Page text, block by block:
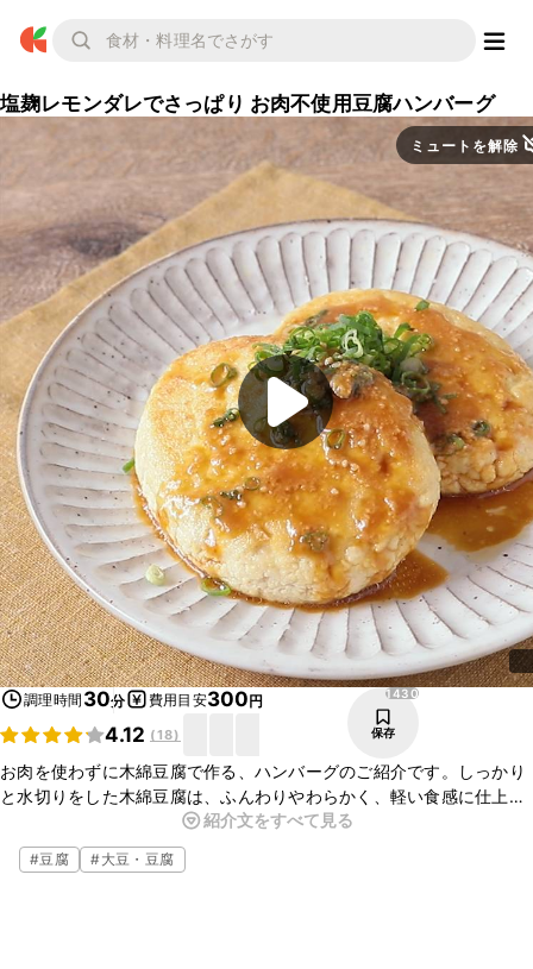
塩麹レモンダレでさっぱり お肉不使用豆腐ハンバーグ
ミュートを解除
調理時間 30分 費用目安300円
4.12 (18)
1430
保存
お肉を使わずに木綿豆腐で作る、ハンバーグのご紹介です。しっかり
と水切りをした木綿豆腐は、ふんわりやわらかく、軽い食感に仕上が
ります。少ない材料で手軽にお作りいただける豆腐ハンバーグは、味
付けを変えることで様々なアレンジが効きますよ。レモンの酸味がさ
わやかな塩麹ダレをかけて、さっぱりとお召し上がりくださいね。
紹介文をすべて見る
#豆腐 #大豆・豆腐